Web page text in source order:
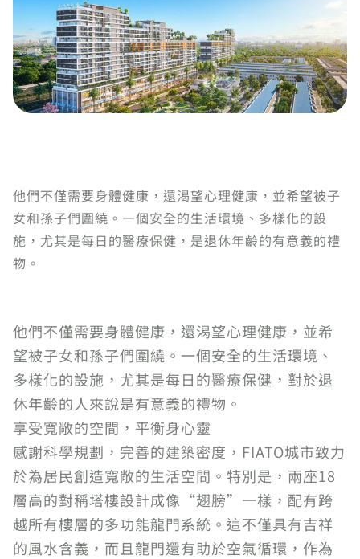
他們不僅需要身體健康，還渴望心理健康，並希望被子
女和孫子們圍繞。一個安全的生活環境、多樣化的設
施，尤其是每日的醫療保健，是退休年齡的有意義的禮
物。
他們不僅需要身體健康，還渴望心理健康，並希
望被子女和孫子們圍繞。一個安全的生活環境、
多樣化的設施，尤其是每日的醫療保健，對於退
休年齡的人來說是有意義的禮物。
享受寬敞的空間，平衡身心靈
感謝科學規劃，完善的建築密度，FIATO城市致力
於為居民創造寬敞的生活空間。特別是，兩座18
層高的對稱塔樓設計成像“翅膀”一樣，配有跨
越所有樓層的多功能龍門系統。這不僅具有吉祥
的風水含義，而且龍門還有助於空氣循環，作為